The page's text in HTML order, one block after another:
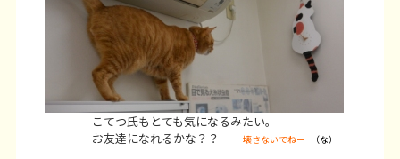
こてつ氏もとても気になるみたい。
お友達になれるかな？？
壊さないでねー （な）